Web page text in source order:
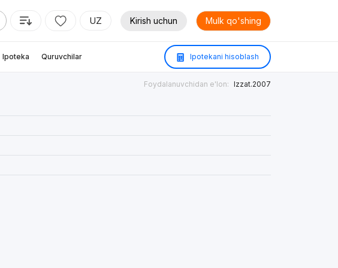
UZ Kirish uchun Mulk qo'shing
Ipoteka Quruvchilar Ipotekani hisoblash
Foydalanuvchidan e'lon: Izzat.2007